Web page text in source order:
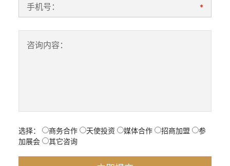
手机号： *
咨询内容：
选择： 商务合作 天使投资 媒体合作 招商加盟
参
加展会
其它咨询